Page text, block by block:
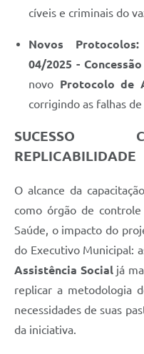
cíveis e criminais do
Novos Protocolos:
04/2025 -
novo Protocolo de
corrigindo as falhas de
SUCESSO
REPLICABILIDADE
O alcance da
como órgão de
Saúde, o impacto do
do Executivo Municipal:
Assistência Socialjá
replicar a metodologia
necessidades de suas
da iniciativa.